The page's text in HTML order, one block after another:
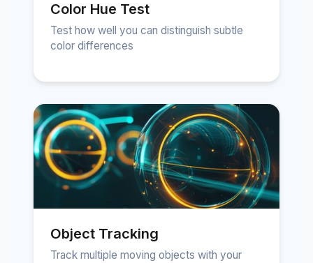
Color Hue Test
Test how well you can distinguish subtle
color differences
Object Tracking
Track multiple moving objects with your